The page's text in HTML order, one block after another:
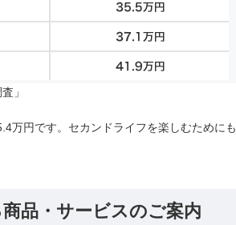
」
万円です。セカンドライフを楽しむためにも
品・サービスのご案内